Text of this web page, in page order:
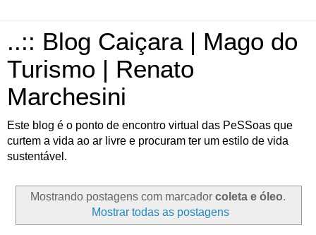
..:: Blog Caiçara | Mago do
Turismo | Renato
Marchesini
Este blog é o ponto de encontro virtual das PeSSoas que
curtem a vida ao ar livre e procuram ter um estilo de vida
sustentável.
Mostrando postagens com marcador coleta e óleo.
Mostrar todas as postagens